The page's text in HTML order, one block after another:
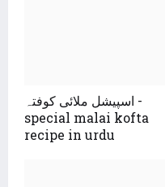
اسپیشل ملائی کوفتہ -
special malai kofta
recipe in urdu